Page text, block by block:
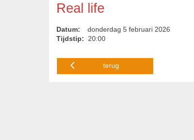
Real life
Datum:
donderdag 5 februari 2026
Tijdstip: 20:00
terug